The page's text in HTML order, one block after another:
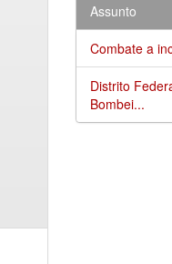
Assunto
Combate a
Distrito
Bombei...